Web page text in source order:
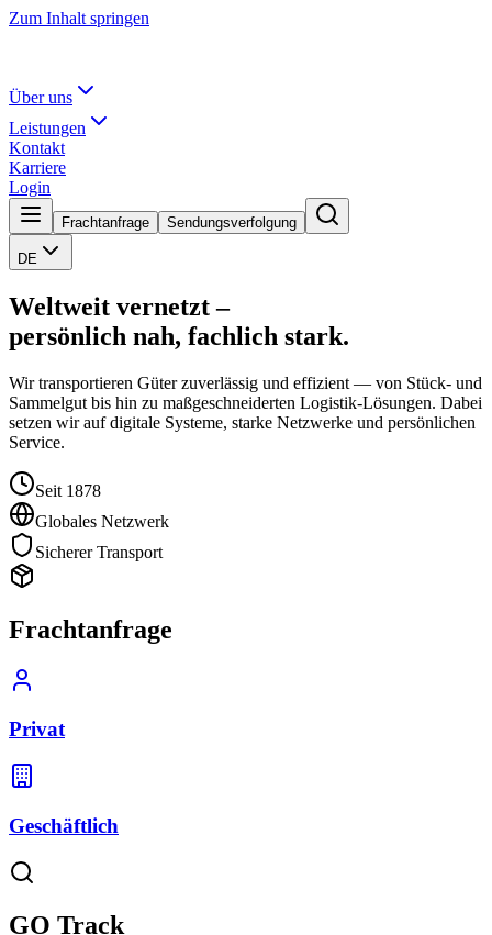
Zum Inhalt springen
Über uns
Leistungen
Kontakt
Karriere
Login
Frachtanfrage Sendungsverfolgung
DE
Weltweit vernetzt –
persönlich nah, fachlich stark.
Wir transportieren Güter zuverlässig und effizient — von Stück- und
Sammelgut bis hin zu maßgeschneiderten Logistik-Lösungen. Dabei
setzen wir auf digitale Systeme, starke Netzwerke und persönlichen
Service.
Seit 1878
Globales Netzwerk
Sicherer Transport
Frachtanfrage
Privat
Geschäftlich
GO Track